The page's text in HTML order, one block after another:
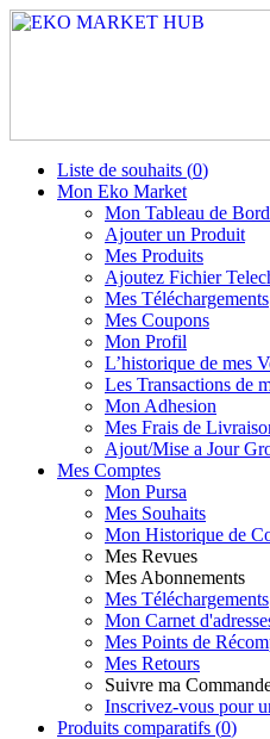
Liste de souhaits (0)
Mon Eko Market
Mon Tableau de
Ajouter un Produit
Mes Produits
Ajoutez Fichier
Mes Téléchargements
Mes Coupons
Mon Profil
L’historique de mes
Les Transactions de
Mon Adhesion
Mes Frais de
Ajout/Mise a Jour
Mes Comptes
Mon Pursa
Mes Souhaits
Mon Historique de
Mes Revues
Mes Abonnements
Mes Téléchargements
Mon Carnet
Mes Points de
Mes Retours
Suivre ma
Inscrivez-vous pour
Produits comparatifs (0)